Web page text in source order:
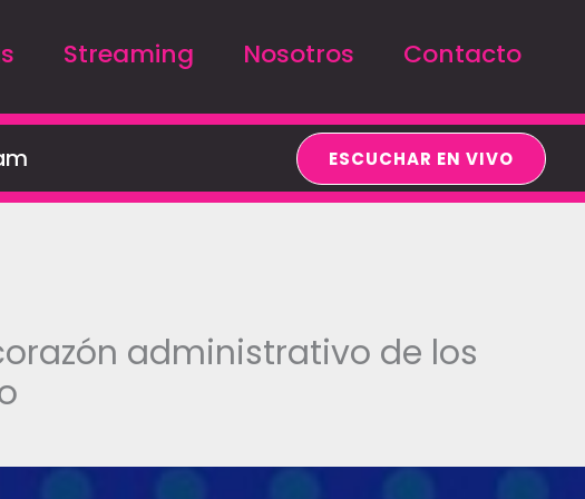
Streaming Nosotros Contacto
ESCUCHAR EN VIVO
administrativo de los